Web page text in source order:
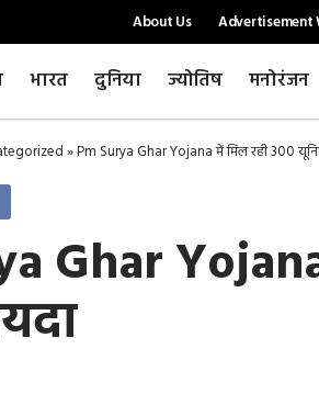
About Us Advertisement
भारत दुनिया ज्योतिष मनोरंजन
»Pm Surya Ghar Yojana में मिल रही 300
Ghar